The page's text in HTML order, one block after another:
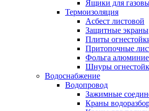
Ящики для
Термоизоляция
Асбест листовой
Защитные экраны
Плиты
Притопочные
Фольга
Шнуры
Водоснабжение
Водопровод
Зажимные
Краны